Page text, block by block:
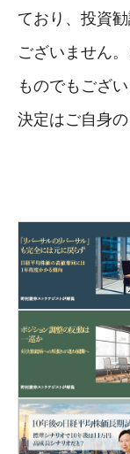
ており、投資
ございません
ものでもござ
決定はご自身